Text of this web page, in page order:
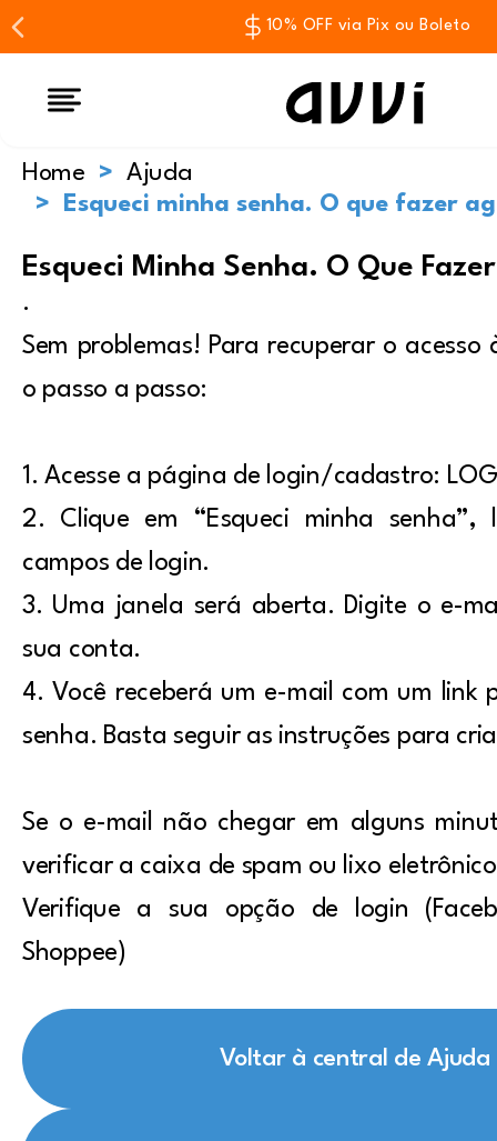
10% OFF via Pix ou Boleto
Home
Ajuda
Esqueci minha senha. O que fazer
Esqueci Minha Senha. O Que
.
Sem problemas! Para recuperar o
o passo a passo:
1. Acesse a página de login/cadastro:
2. Clique em “Esqueci minha senha”,
campos de login.
3. Uma janela será aberta. Digite o e-
sua conta.
4. Você receberá um e-mail com um link
senha. Basta seguir as instruções para
Se o e-mail não chegar em alguns
verificar a caixa de spam ou lixo
Verifique a sua opção de login
Shoppee)
Voltar à central de Ajuda